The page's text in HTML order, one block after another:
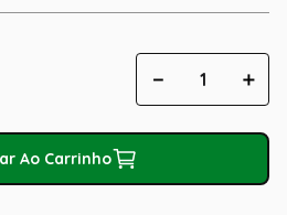
＋
－
Ao Carrinho